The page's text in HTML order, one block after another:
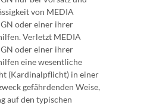
von MEDIA
oder einer ihrer
Verletzt MEDIA
oder einer ihrer
eine wesentliche
(Kardinalpflicht) in einer
gefährdenden Weise,
auf den typischen